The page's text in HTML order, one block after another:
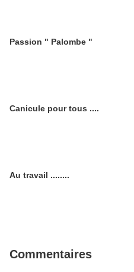
Passion " Palombe "
Canicule pour tous ....
Au travail ........
Commentaires